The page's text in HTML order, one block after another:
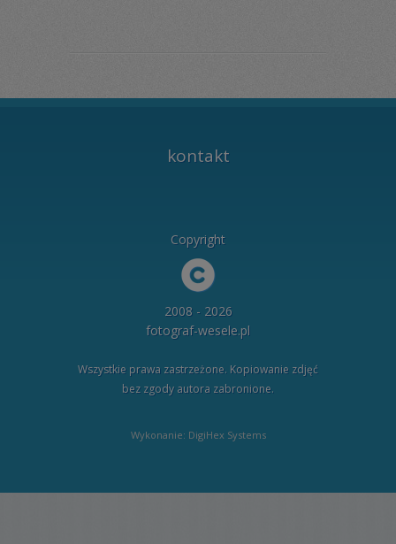
kontakt
Copyright
2008 - 2026
fotograf-wesele.pl
Wszystkie prawa zastrzeżone. Kopiowanie zdjęć
bez zgody autora zabronione.
Wykonanie: DigiHex Systems